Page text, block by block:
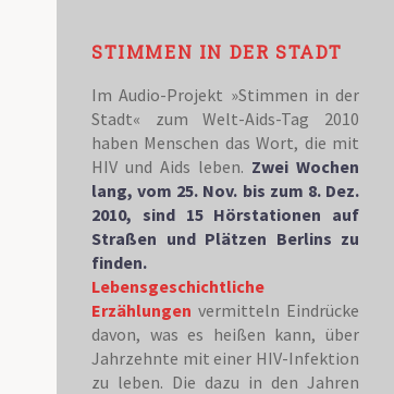
STIMMEN IN DER STADT
Im Audio-Projekt »Stimmen in der
Stadt« zum Welt-Aids-Tag 2010
haben Menschen das Wort, die mit
HIV und Aids leben. Zwei Wochen
lang, vom 25. Nov. bis zum 8. Dez.
2010, sind 15 Hörstationen auf
Straßen und Plätzen Berlins zu
finden.
Lebensgeschichtliche
Erzählungen vermitteln Eindrücke
davon, was es heißen kann, über
Jahrzehnte mit einer HIV-Infektion
zu leben. Die dazu in den Jahren